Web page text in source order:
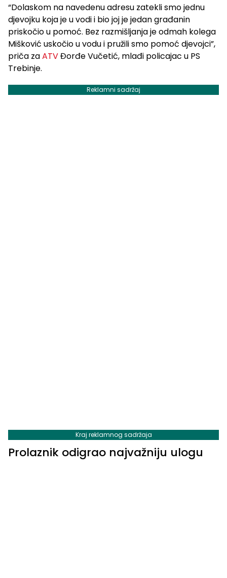
“Dolaskom na navedenu adresu zatekli smo jednu
djevojku koja je u vodi i bio joj je jedan građanin
priskočio u pomoć. Bez razmišljanja je odmah kolega
Mišković uskočio u vodu i pružili smo pomoć djevojci”,
priča zaATVĐorđe Vučetić, mlađi policajac u PS
Trebinje.
Reklamni sadržaj
Kraj reklamnog sadržaja
Prolaznik odigrao najvažniju ulogu